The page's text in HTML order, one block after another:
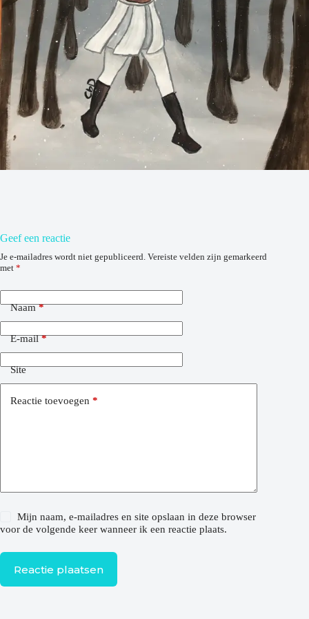
Geef een reactie
Je e-mailadres wordt niet gepubliceerd. Vereiste velden zijn gemarkeerd
met *
Naam*
E-mail*
Site
Reactie toevoegen *
Mijn naam, e-mailadres en site opslaan in deze browser
voor de volgende keer wanneer ik een reactie plaats.
Reactie plaatsen